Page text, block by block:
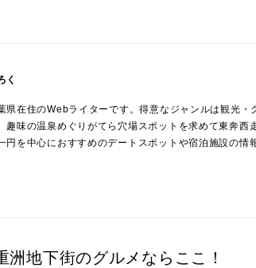
く
県在住のWebライターです。得意なジャンルは観光・
趣味の温泉めぐりがてら穴場スポットを求めて東奔西
円を中心におすすめのデートスポットや宿泊施設の情
地下街のグルメならここ！